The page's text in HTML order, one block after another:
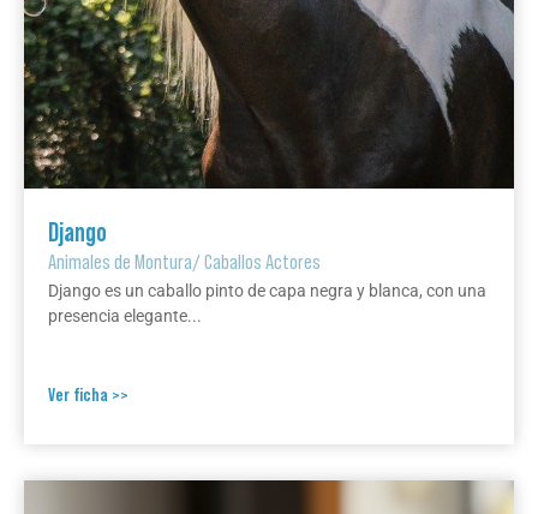
Django
Animales de Montura/Caballos Actores
Django es un caballo pinto de capa negra y blanca, con una
presencia elegante...
Ver ficha >>